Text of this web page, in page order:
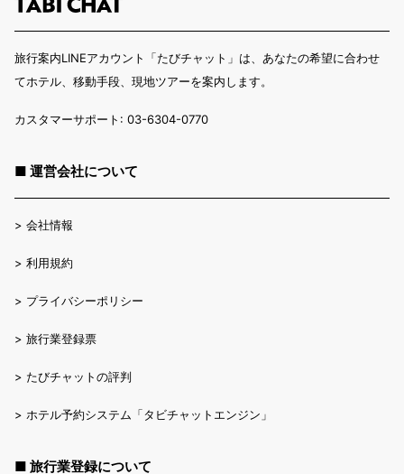
旅行案内LINEアカウント「たびチャット」は、あなたの希望に合わせ
てホテル、移動手段、現地ツアーを案内します。
カスタマーサポート: 03-6304-0770
■ 運営会社について
> 会社情報
> 利用規約
> プライバシーポリシー
> 旅行業登録票
> たびチャットの評判
> ホテル予約システム「タビチャットエンジン」
■ 旅行業登録について